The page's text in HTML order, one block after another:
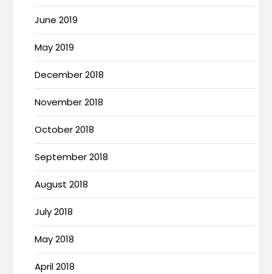
June 2019
May 2019
December 2018
November 2018
October 2018
September 2018
August 2018
July 2018
May 2018
April 2018